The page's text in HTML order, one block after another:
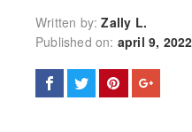
Written by:Zally L.
Published on: april 9, 2022